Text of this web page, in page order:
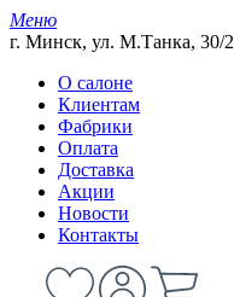
Меню
г. Минск, ул. М.Танка, 30/2
О салоне
Клиентам
Фабрики
Оплата
Доставка
Акции
Новости
Контакты